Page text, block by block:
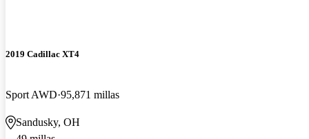
2019 Cadillac XT4
Sport AWD 95,871 millas
Sandusky, OH